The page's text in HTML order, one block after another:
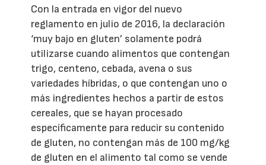
Con la entrada en vigor del nuevo
reglamento en julio de 2016, la declaración
‘muy bajo en gluten’ solamente podrá
utilizarse cuando alimentos que contengan
trigo, centeno, cebada, avena o sus
variedades híbridas, o que contengan uno o
más ingredientes hechos a partir de estos
cereales, que se hayan procesado
específicamente para reducir su contenido
de gluten, no contengan más de 100 mg/kg
de gluten en el alimento tal como se vende